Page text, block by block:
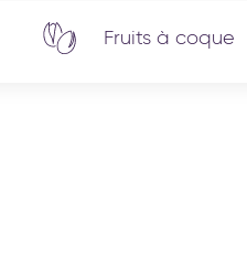
Fruits à coque